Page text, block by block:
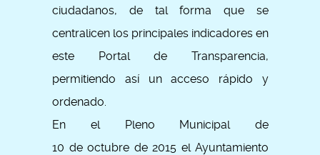
ciudadanos, de tal forma que se
centralicen los principales indicadores en
este Portal de Transparencia,
permitiendo así un acceso rápido y
ordenado.
En el Pleno Municipal de
10 de octubre de 2015 el Ayuntamiento